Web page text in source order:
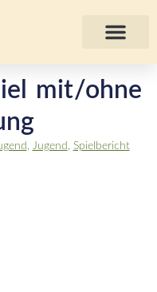
mit/ohne
, Jugend , Spielbericht